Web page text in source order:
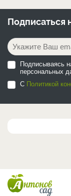
Подписаться
Подписываясь
персональных
С Политикой